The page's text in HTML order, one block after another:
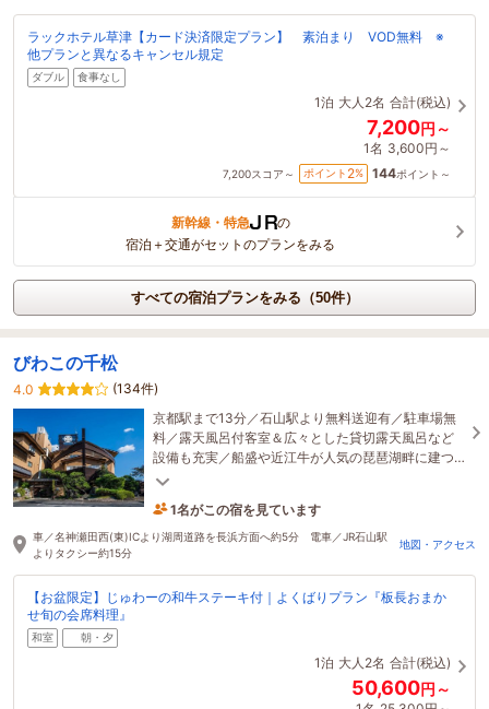
ラックホテル草津【カード決済限定プラン】 素泊まり VOD無料 ※
他プランと異なるキャンセル規定
ダブル 食事なし
1泊 大人2名 合計(税込)
7,200円～
1名 3,600円～
7,200スコア～ ポイント 2% 144ポイント～
新幹線・特急
の
宿泊＋交通がセットのプランをみる
すべての宿泊プランをみる（50件）
びわこの千松
4.0
(134件)
京都駅まで13分／石山駅より無料送迎有／駐車場無
料／露天風呂付客室＆広々とした貸切露天風呂など
設備も充実／船盛や近江牛が人気の琵琶湖畔に建つ
料理自慢の宿
1名がこの宿を見ています
1時間前に予約されました
車／名神瀬田西(東)ICより湖周道路を長浜方面へ約5分 電車／JR石山駅
よりタクシー約15分
地図・アクセス
【お盆限定】じゅわーの和牛ステーキ付｜よくばりプラン『板長おまか
せ旬の会席料理』
和室 朝・夕
1泊 大人2名 合計(税込)
50,600円～